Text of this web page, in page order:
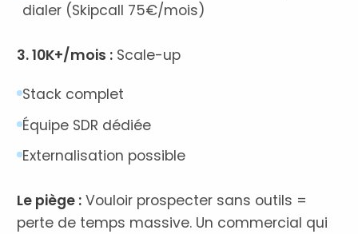
dialer (Skipcall 75€/mois)
3. 10K+/mois : Scale-up
Stack complet
Équipe SDR dédiée
Externalisation possible
Le piège : Vouloir prospecter sans outils =
perte de temps massive. Un commercial qui